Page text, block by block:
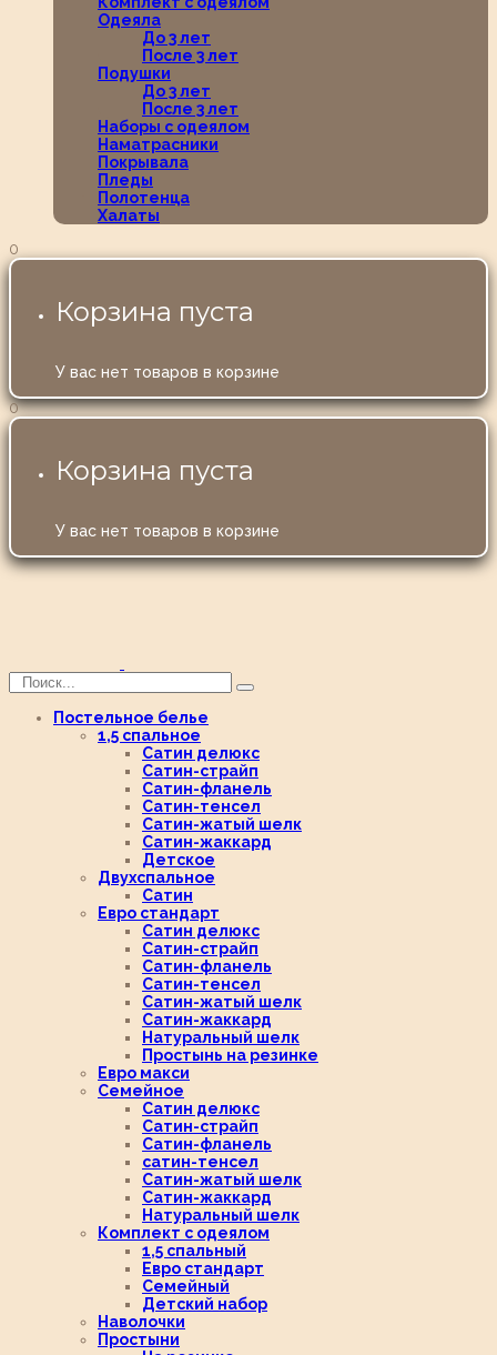
Одеяла
До 3 лет
После 3 лет
Подушки
До 3 лет
После 3 лет
Наборы с одеялом
Наматрасники
Покрывала
Пледы
Полотенца
Халаты
0
Корзина пуста
У вас нет товаров в корзине
0
Корзина пуста
У вас нет товаров в корзине
Постельное белье
1,5 спальное
Сатин делюкс
Сатин-страйп
Сатин-фланель
Сатин-тенсел
Сатин-жатый шелк
Сатин-жаккард
Детское
Двухспальное
Сатин
Евро стандарт
Сатин делюкс
Сатин-страйп
Сатин-фланель
Сатин-тенсел
Сатин-жатый шелк
Сатин-жаккард
Натуральный шелк
Простынь на резинке
Евро макси
Семейное
Сатин делюкс
Сатин-страйп
Сатин-фланель
сатин-тенсел
Сатин-жатый шелк
Сатин-жаккард
Натуральный шелк
Комплект с одеялом
1,5 спальный
Евро стандарт
Семейный
Детский набор
Наволочки
Простыни